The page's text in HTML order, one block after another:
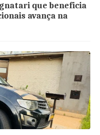
que beneficia
avança na